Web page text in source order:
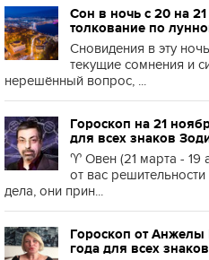
Сон в ночь с 20 на
толкование по
Сновидения в эту
текущие сомнения и
нерешённый вопрос, ...
Гороскоп на 21
для всех знаков
♈️ Овен (21 марта - 19
от вас
дела, они прин...
Гороскоп от
года для всех